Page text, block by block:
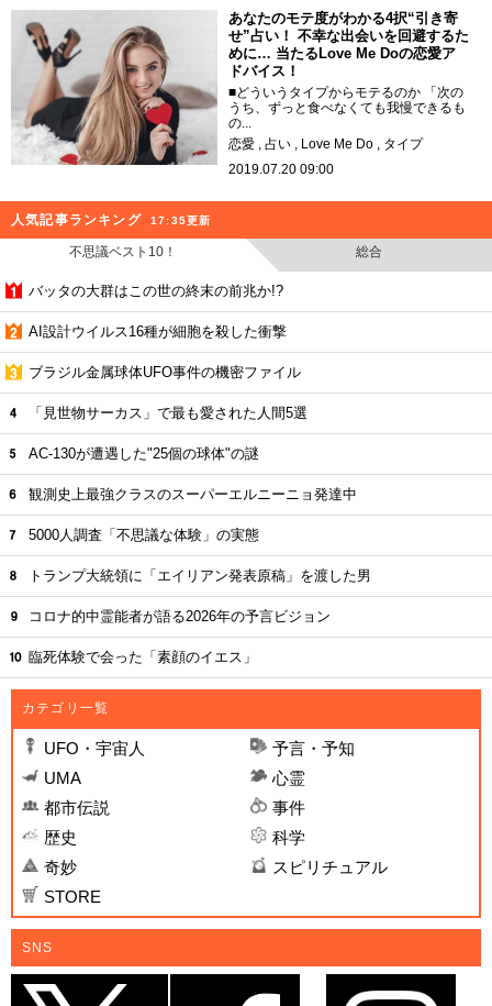
あなたのモテ度がわかる4択“引き寄
せ”占い！ 不幸な出会いを回避するた
めに… 当たるLove Me Doの恋愛ア
ドバイス！
■どういうタイプからモテるのか 「次の
うち、ずっと食べなくても我慢できるも
の...
恋愛
占い Love Me Do
タイプ
2019.07.20 09:00
人気記事ランキング 17:35更新
不思議ベスト10！ 総合
バッタの大群はこの世の終末の前兆か!?
AI設計ウイルス16種が細胞を殺した衝撃
ブラジル金属球体UFO事件の機密ファイル
「見世物サーカス」で最も愛された人間5選
AC-130が遭遇した"25個の球体"の謎
観測史上最強クラスのスーパーエルニーニョ発達中
5000人調査「不思議な体験」の実態
トランプ大統領に「エイリアン発表原稿」を渡した男
コロナ的中霊能者が語る2026年の予言ビジョン
臨死体験で会った「素顔のイエス」
カテゴリ一覧
UFO・宇宙人
予言・予知
UMA
心霊
都市伝説
事件
歴史
科学
奇妙
スピリチュアル
STORE
SNS